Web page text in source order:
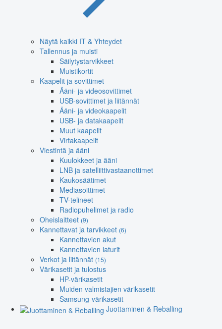
Näytä kaikki IT & Yhteydet
Tallennus ja muisti
Säilytystarvikkeet
Muistikortit
Kaapelit ja sovittimet
Ääni- ja videosovittimet
USB-sovittimet ja liitännät
Ääni- ja videokaapelit
USB- ja datakaapelit
Muut kaapelit
Virtakaapelit
Viestintä ja ääni
Kuulokkeet ja ääni
LNB ja satelliittivastaanottimet
Kaukosäätimet
Mediasoittimet
TV-telineet
Radiopuhelimet ja radio
Oheislaitteet (9)
Kannettavat ja tarvikkeet (6)
Kannettavien akut
Kannettavien laturit
Verkot ja liitännät (15)
Värikasetit ja tulostus
HP-värikasetit
Muiden valmistajien värikasetit
Samsung-värikasetit
Juottaminen & Reballing